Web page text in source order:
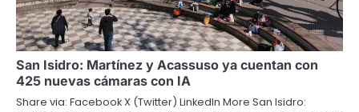
San Isidro: Martínez y Acassuso ya cuentan con
425 nuevas cámaras con IA
Share via: Facebook X (Twitter) LinkedIn More San Isidro: